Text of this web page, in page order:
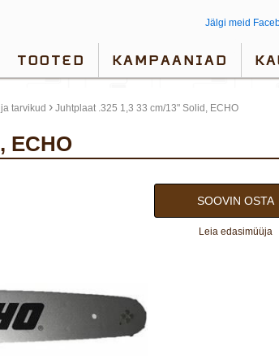
Jälgi meid
TOOTED KAMPAANIAD
tarvikud › Juhtplaat .325 1,3 33 cm/13" Solid, ECHO
ECHO
SOOVIN OSTA
Leia edasimüüja